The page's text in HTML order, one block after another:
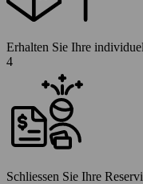
Erhalten Sie Ihre
4
Schliessen Sie Ihre